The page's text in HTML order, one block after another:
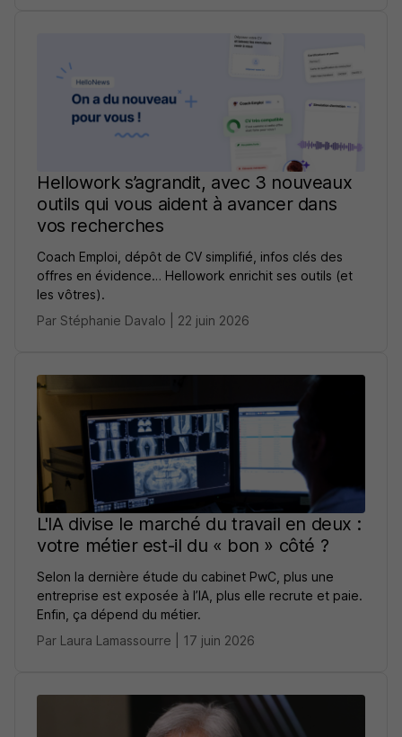
Hellowork s’agrandit, avec 3 nouveaux
outils qui vous aident à avancer dans
vos recherches
Coach Emploi, dépôt de CV simplifié, infos clés des
offres en évidence… Hellowork enrichit ses outils (et
les vôtres).
Par Stéphanie Davalo | 22 juin 2026
L'IA divise le marché du travail en deux :
votre métier est-il du « bon » côté ?
Selon la dernière étude du cabinet PwC, plus une
entreprise est exposée à l’IA, plus elle recrute et paie.
Enfin, ça dépend du métier.
Par Laura Lamassourre | 17 juin 2026